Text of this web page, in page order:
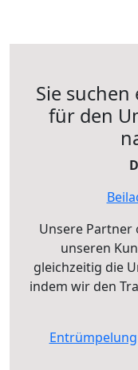
Sie
für den
Unsere Partner
unseren
gleichzeitig die
indem wir den
Entrümpelung